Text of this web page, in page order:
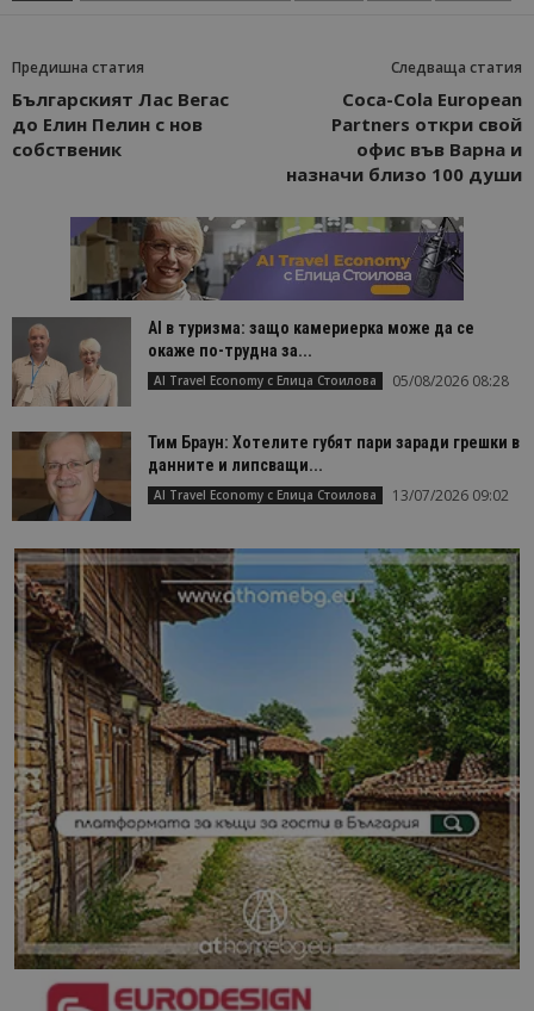
Предишна статия
Българският Лас Вегас
до Елин Пелин с нов
собственик
Следваща статия
Coca-Cola European
Partners откри свой
офис във Варна и
назначи близо 100 души
AI в туризма: защо камериерка може да се
окаже по-трудна за...
AI Travel Economy с Елица Стоилова 05/08/2026 08:28
Тим Браун: Хотелите губят пари заради грешки в
данните и липсващи...
AI Travel Economy с Елица Стоилова 13/07/2026 09:02